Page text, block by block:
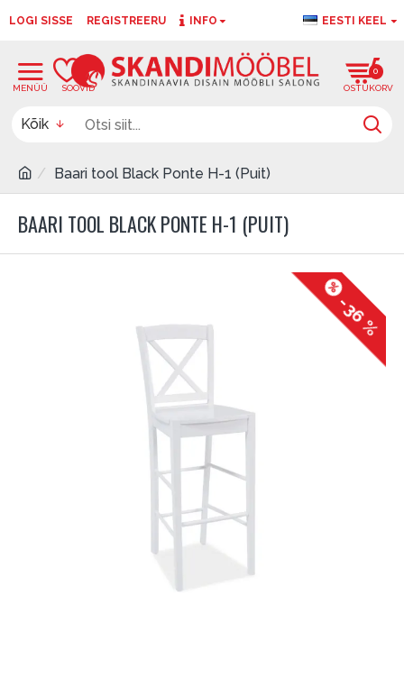
LOGI SISSE REGISTREERU INFO EESTI KEEL
0
Kõik
Baari tool Black Ponte H-1 (Puit)
BAARI TOOL BLACK PONTE H-1 (PUIT)
-36 %